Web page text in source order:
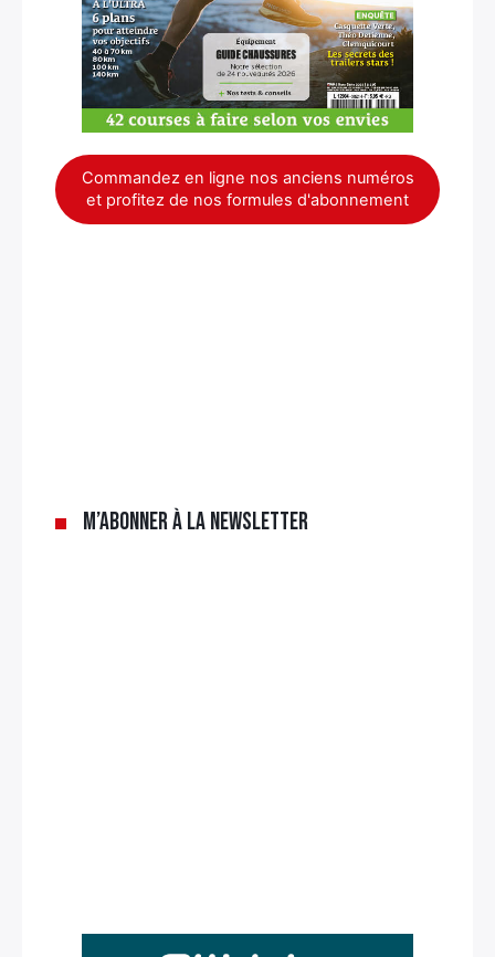
Commandez en ligne nos anciens numéros
et profitez de nos formules d'abonnement
M’abonner à la newsletter
Rechercher